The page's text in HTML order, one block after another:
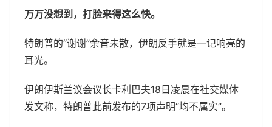
万万没想到，打脸来得这么快。
特朗普的“谢谢”余音未散，伊朗反手就是一记响亮的
耳光。
伊朗伊斯兰议会议长卡利巴夫18日凌晨在社交媒体
发文称，特朗普此前发布的7项声明“均不属实”。